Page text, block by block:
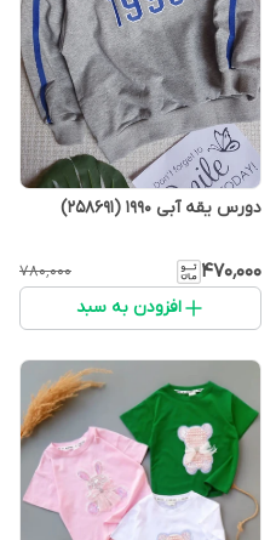
دورس یقه آبی 1990 (258691)
۴۷۰٬۰۰۰ ۷۸۰٬۰۰۰
افزودن به سبد